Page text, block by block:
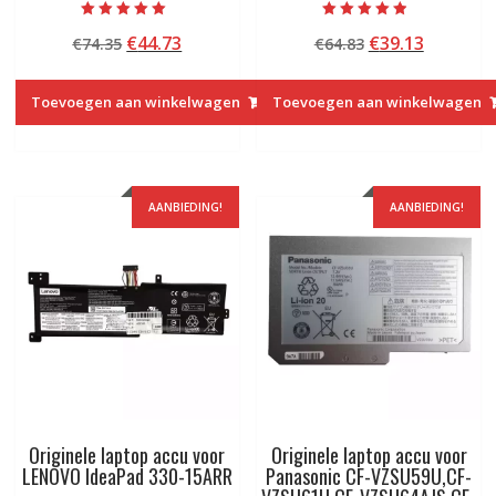
5.00
van 5
€74.35 Oorspronkelijke
was:
€74.35.
€44.73
is:
€44.73.
Toevoegen aan winkelwagen
met
4.50
€64.83
was:
€64.83.
€39.13Huidige
is:
€39.13.
Toevoegen aan winkelwagen
AANBIEDING!
Originele laptop accu voor
LENOVO IdeaPad 330-15ARR
AANBIEDING!
Originele laptop accu voor
Panasonic CF-VZSU59U,CF-